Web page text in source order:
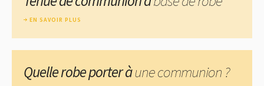
EN SAVOIR PLUS
Quelle robe porter àune communion ?